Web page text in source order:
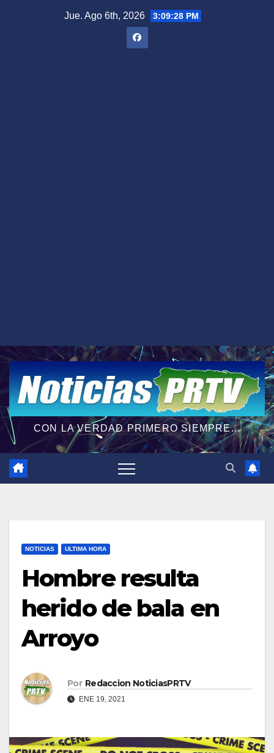
Jue. Ago 6th, 2026 3:09:29 PM
CON LA VERDAD PRIMERO SIEMPRE...
NOTICIAS ULTIMA HORA
Hombre resulta
herido de bala en
Arroyo
Por Redaccion NoticiasPRTV
ENE 19, 2021